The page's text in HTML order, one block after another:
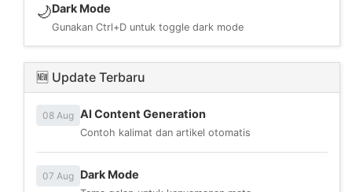
🌙Dark Mode
Gunakan Ctrl+D untuk toggle dark mode
🆕 Update Terbaru
08 Aug AI Content Generation
Contoh kalimat dan artikel otomatis
07 Aug Dark Mode